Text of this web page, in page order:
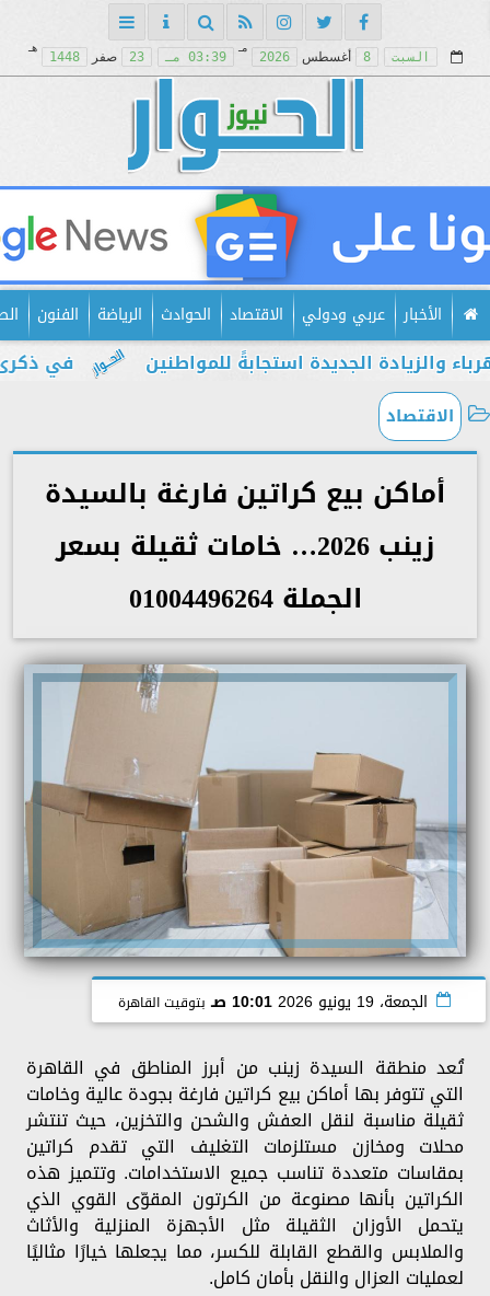
السبت 8 أغسطس 2026
مـ
03:39 مـ 23 صفر 1448
هـ
الأخبار عربي ودولي الاقتصاد الحوادث الرياضة الفنون
في ذكرى الجديدة استجابةً للمواطنين
الاقتصاد
أماكن بيع كراتين فارغة بالسيدة
زينب 2026… خامات ثقيلة بسعر
الجملة 01004496264
الجمعة، 19 يونيو 2026 10:01 صـ بتوقيت القاهرة
تُعد منطقة السيدة زينب من أبرز المناطق في القاهرة
التي تتوفر بها أماكن بيع كراتين فارغة بجودة عالية وخامات
ثقيلة مناسبة لنقل العفش والشحن والتخزين، حيث تنتشر
محلات ومخازن مستلزمات التغليف التي تقدم كراتين
بمقاسات متعددة تناسب جميع الاستخدامات. وتتميز هذه
الكراتين بأنها مصنوعة من الكرتون المقوّى القوي الذي
يتحمل الأوزان الثقيلة مثل الأجهزة المنزلية والأثاث
والملابس والقطع القابلة للكسر، مما يجعلها خيارًا مثاليًا
لعمليات العزال والنقل بأمان كامل.